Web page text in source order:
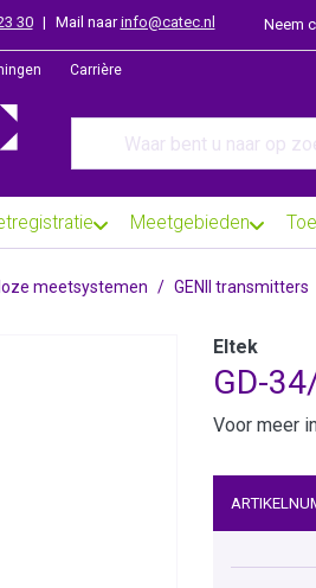
30 | Mail naarinfo@catec.nl Neem
Carrière
Meetgebieden
meetsystemen GENII transmitters
Eltek
GD-
Voor meer